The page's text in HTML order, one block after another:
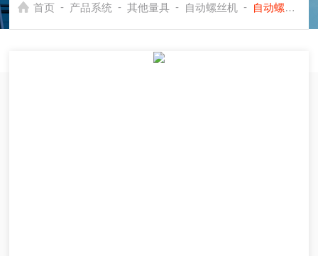
首页 - 产品系统 - 其他量具 - 自动螺丝机 - 自动螺丝机价格